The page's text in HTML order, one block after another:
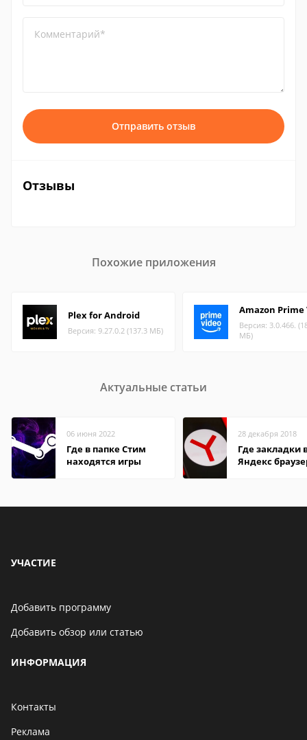
Комментарий*
Отправить отзыв
Отзывы
Похожие приложения
Plex for Android
Версия: 9.27.0.2 (137.3 МБ)
Amazon Prime
Версия: 3.0.466.
МБ)
Актуальные статьи
06 июня 2022
Где в папке Стим
находятся игры
28 декабря 2018
Где закладки
Яндекс
УЧАСТИЕ
Добавить программу
Добавить обзор или статью
ИНФОРМАЦИЯ
Контакты
Реклама